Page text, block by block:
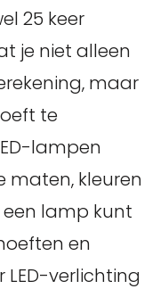
25 keer
je niet alleen
maar
te
lampen
maten, kleuren
lamp kunt
en
LED-verlichting